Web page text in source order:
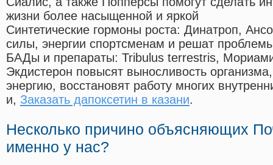
жизни более насыщенной и яркой
Синтетические гормоны роста: Динатроп,
силы, энергии спортсменам и решат
БАДы и препараты: Tribulus terrestris,
Экдистерон повысят выносливость
энергию, восстановят работу многих
и, Заказать дапоксетин в казани.
Несколько причино объясняющих
именно у нас?